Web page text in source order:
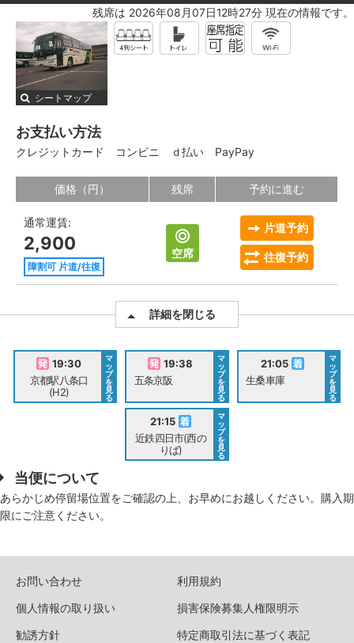
残席は 2026年08月07日12時27分 現在の情報です。
シートマップ
お支払い方法
クレジットカード コンビニ ｄ払い PayPay
価格（円） 残席 予約に進む
通常運賃:
2,900
障割可 片道/往復
空席
片道予約
往復予約
詳細を閉じる
19:30
京都駅八条口
(H2)
マ
ッ
プ
を
見
る
19:38
五条京阪
マ
ッ
プ
を
見
る
21:05
生桑車庫
マ
ッ
プ
を
見
る
21:15
近鉄四日市(西の
りば)
マ
ッ
プ
を
見
る
当便について
あらかじめ停留場位置をご確認の上、お早めにお越しください。購入期
限にご注意ください。
お問い合わせ
利用規約
個人情報の取り扱い
損害保険募集人権限明示
勧誘方針
特定商取引法に基づく表記